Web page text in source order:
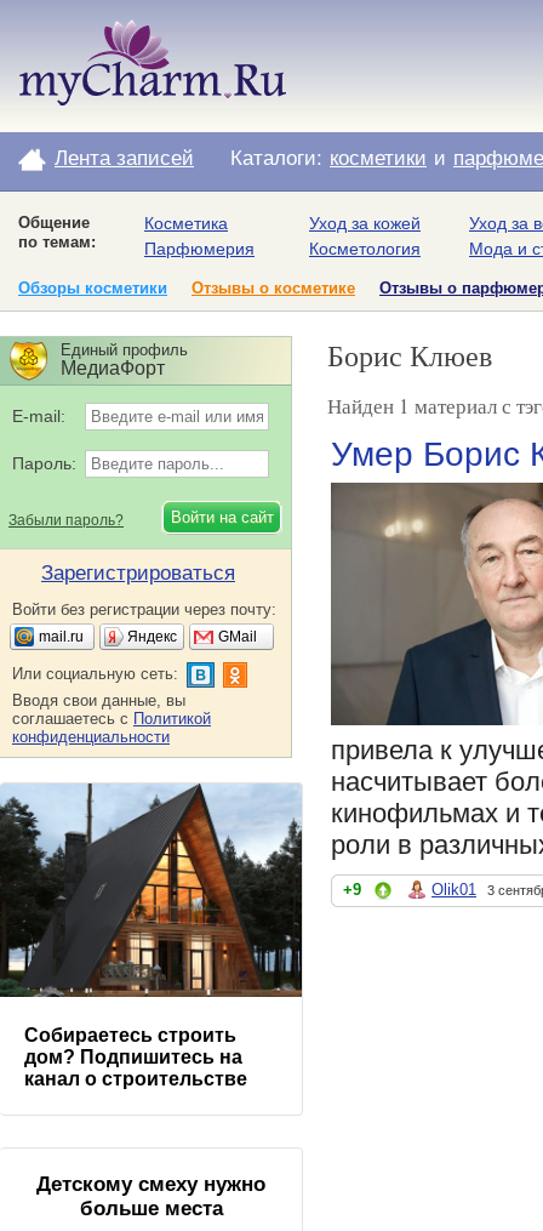
Лента записей Каталоги: косметики и
Общение
по темам:
Косметика
Парфюмерия
Уход за кожей
Косметология
Уход за
Мода и
Обзоры косметики Отзывы о косметике Отзывы о
Борис Клюев
Найден 1 материал с
Умер Борис
привела к
насчитывает
кинофильмах и
роли в
+9 Olik01 3
Единый профиль
МедиаФорт
E-mail:
Пароль:
Забыли пароль?
Зарегистрироваться
Войти без регистрации через почту:
mail.ru Яндекс GMail
Или социальную сеть:
Вводя свои данные, вы
соглашаетесь с Политикой
конфиденциальности
Собираетесь строить
дом? Подпишитесь на
канал о строительстве
Детскому смеху нужно
больше места